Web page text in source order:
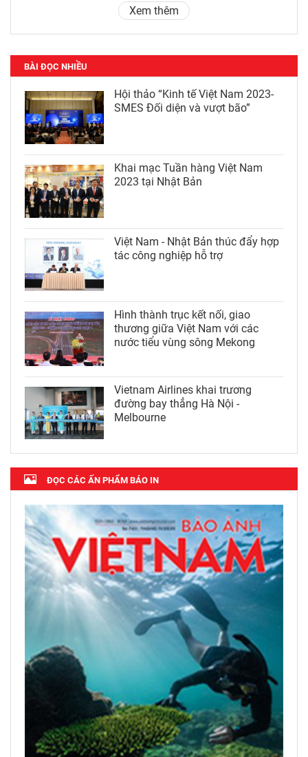
Xem thêm
BÀI ĐỌC NHIỀU
Hội thảo “Kinh tế Việt Nam 2023-
SMES Đối diện và vượt bão”
Khai mạc Tuần hàng Việt Nam
2023 tại Nhật Bản
Việt Nam - Nhật Bản thúc đẩy hợp
tác công nghiệp hỗ trợ
Hình thành trục kết nối, giao
thương giữa Việt Nam với các
nước tiểu vùng sông Mekong
Vietnam Airlines khai trương
đường bay thẳng Hà Nội -
Melbourne
ĐỌC CÁC ẤN PHẨM BÁO IN